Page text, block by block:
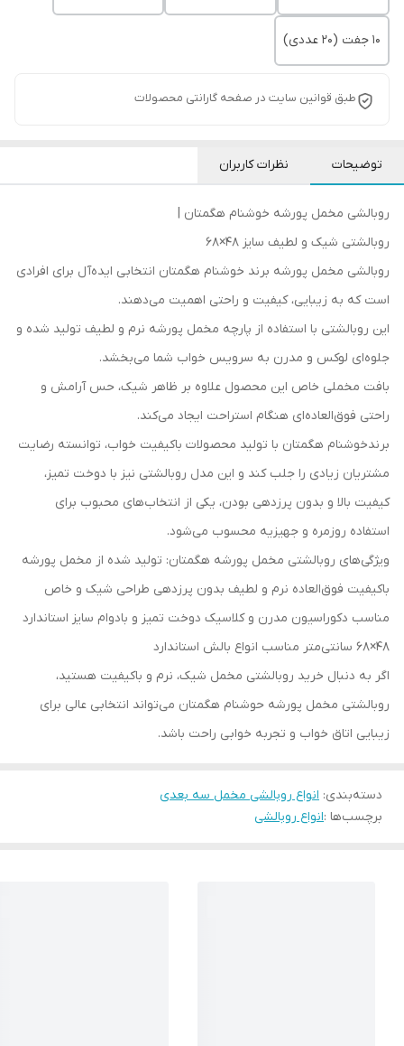
10 جفت (20 عددی)
طبق قوانین سایت در صفحه گارانتی محصولات
توضیحات نظرات کاربران
روبالشی مخمل پورشه خوشنام هگمتان |
روبالشتی شیک و لطیف سایز 48×68
روبالشی مخمل پورشه برند خوشنام هگمتان انتخابی ایده‌آل برای افرادی
است که به زیبایی، کیفیت و راحتی اهمیت می‌دهند.
این روبالشتی با استفاده از پارچه مخمل پورشه نرم و لطیف تولید شده و
جلوه‌ای لوکس و مدرن به سرویس خواب شما می‌بخشد.
بافت مخملی خاص این محصول علاوه بر ظاهر شیک، حس آرامش و
راحتی فوق‌العاده‌ای هنگام استراحت ایجاد می‌کند.
برندخوشنام هگمتان با تولید محصولات باکیفیت خواب، توانسته رضایت
مشتریان زیادی را جلب کند و این مدل روبالشتی نیز با دوخت تمیز،
کیفیت بالا و بدون پرزدهی بودن، یکی از انتخاب‌های محبوب برای
استفاده روزمره و جهیزیه محسوب می‌شود.
ویژگی‌های روبالشتی مخمل پورشه هگمتان: تولید شده از مخمل پورشه
باکیفیت فوق‌العاده نرم و لطیف بدون پرزدهی طراحی شیک و خاص
مناسب دکوراسیون مدرن و کلاسیک دوخت تمیز و بادوام سایز استاندارد
48×68 سانتی‌متر مناسب انواع بالش استاندارد
اگر به دنبال خرید روبالشتی مخمل شیک، نرم و باکیفیت هستید،
روبالشتی مخمل پورشه حوشنام هگمتان می‌تواند انتخابی عالی برای
زیبایی اتاق خواب و تجربه خوابی راحت باشد.
دسته‌بندی: انواع روبالشی مخمل سه بعدی
برچسب‌ها :انواع روبالشی